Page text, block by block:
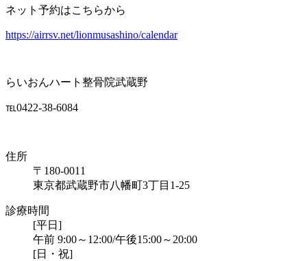
ネット予約はこちらから
https://airrsv.net/lionmusashino/calendar
らいおんハート整骨院武蔵野
℡0422-38-6084
住所
〒180-0011
東京都武蔵野市八幡町3丁目1-25
診療時間
[平日]
午前 9:00～12:00/午後15:00～20:00
[日・祝]